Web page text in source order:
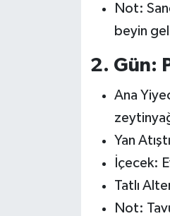
Not:
beyin
2. Gün:
Ana
Yan
İçecek:
Tatlı
Not: